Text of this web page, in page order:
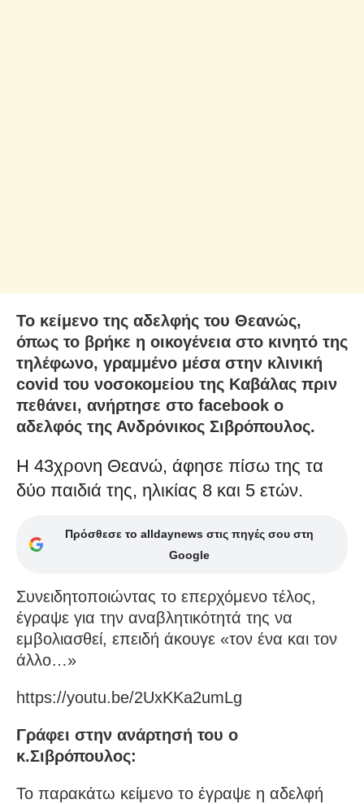
Το κείμενο της αδελφής του Θεανώς,
όπως το βρήκε η οικογένεια στο κινητό της
τηλέφωνο, γραμμένο μέσα στην κλινική
covid του νοσοκομείου της Καβάλας πριν
πεθάνει, ανήρτησε στο facebook ο
αδελφός της Ανδρόνικος Σιβρόπουλος.
Η 43χρονη Θεανώ, άφησε πίσω της τα
δύο παιδιά της, ηλικίας 8 και 5 ετών.
Πρόσθεσε το alldaynews στις πηγές σου στη
Google
Συνειδητοποιώντας το επερχόμενο τέλος,
έγραψε για την αναβλητικότητά της να
εμβολιασθεί, επειδή άκουγε «τον ένα και τον
άλλο…»
https://youtu.be/2UxKKa2umLg
Γράφει στην ανάρτησή του ο
κ.Σιβρόπουλος:
Το παρακάτω κείμενο το έγραψε η αδελφή